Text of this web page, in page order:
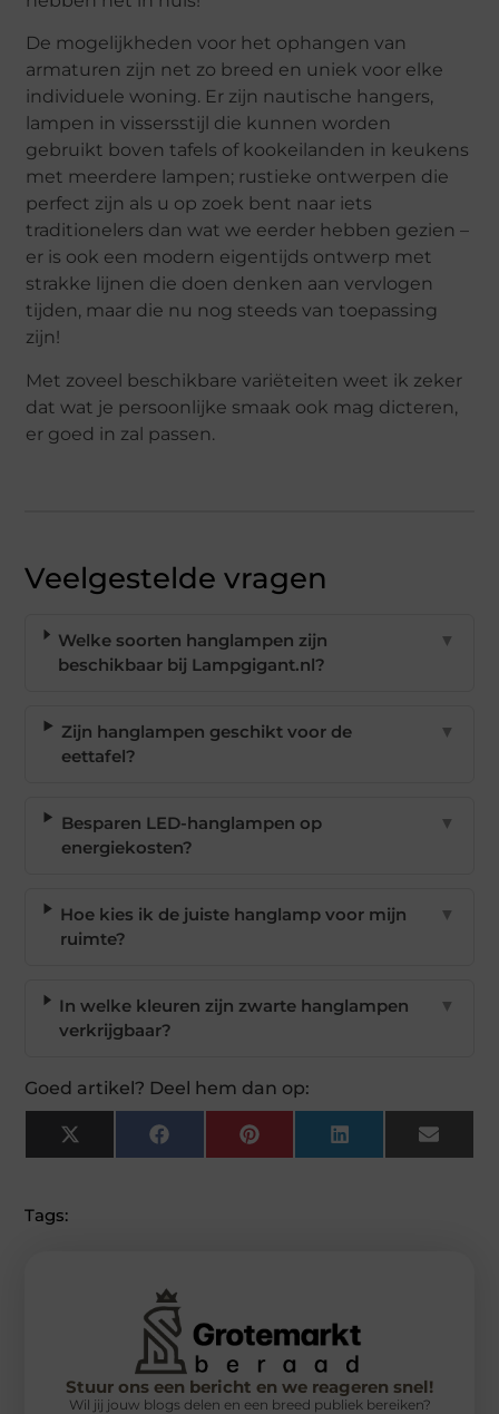
De mogelijkheden voor het ophangen van
armaturen zijn net zo breed en uniek voor elke
individuele woning. Er zijn nautische hangers,
lampen in vissersstijl die kunnen worden
gebruikt boven tafels of kookeilanden in keukens
met meerdere lampen; rustieke ontwerpen die
perfect zijn als u op zoek bent naar iets
traditionelers dan wat we eerder hebben gezien –
er is ook een modern eigentijds ontwerp met
strakke lijnen die doen denken aan vervlogen
tijden, maar die nu nog steeds van toepassing
zijn!
Met zoveel beschikbare variëteiten weet ik zeker
dat wat je persoonlijke smaak ook mag dicteren,
er goed in zal passen.
Veelgestelde vragen
Welke soorten hanglampen zijn
beschikbaar bij Lampgigant.nl?
▼
Zijn hanglampen geschikt voor de
eettafel?
▼
Besparen LED-hanglampen op
energiekosten?
▼
Hoe kies ik de juiste hanglamp voor mijn
ruimte?
▼
In welke kleuren zijn zwarte hanglampen
verkrijgbaar?
▼
Goed artikel? Deel hem dan op:
X
(Twitter)
FacebookPinterest LinkedIn Email
Tags:
Stuur ons een bericht en we reageren snel!
Wil jij jouw blogs delen en een breed publiek bereiken?